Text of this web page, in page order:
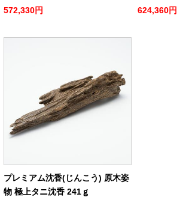
572,330円
624,360円
プレミアム沈香(じんこう) 原木姿
物 極上タニ沈香 241ｇ